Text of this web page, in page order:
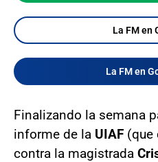
La FM en
La FM en
Finalizando la semana
informe de la UIAF (que
contra la magistrada